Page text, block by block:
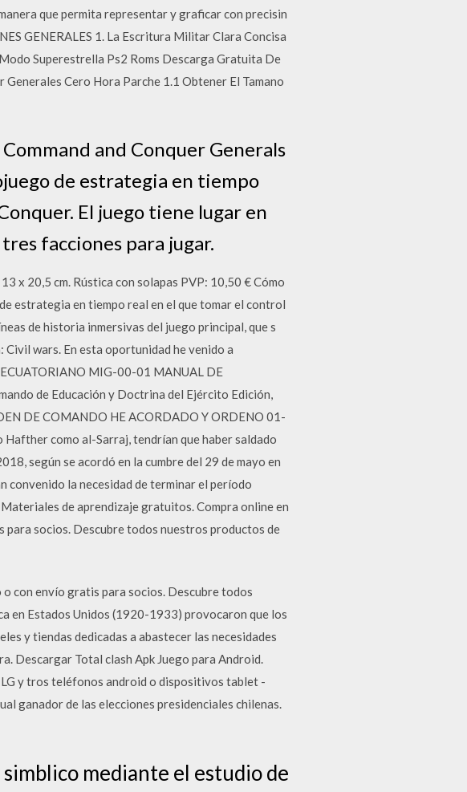
que permita representar y graficar con precisin
GENERALES 1. La Escritura Militar Clara Concisa
Superestrella Ps2 Roms Descarga Gratuita De
Cero Hora Parche 1.1 Obtener El Tamano
and Conquer Generals
de estrategia en tiempo
El juego tiene lugar en
facciones para jugar.
x 20,5 cm. Rústica con solapas PVP: 10,50 € Cómo
estrategia en tiempo real en el que tomar el control
de historia inmersivas del juego principal, que s
wars. En esta oportunidad he venido a
MIG-00-01 MANUAL DE
de Educación y Doctrina del Ejército Edición,
DE COMANDO HE ACORDADO Y ORDENO 01-
Hafther como al-Sarraj, tendrían que haber saldado
según se acordó en la cumbre del 29 de mayo en
convenido la necesidad de terminar el período
de aprendizaje gratuitos. Compra online en
socios. Descubre todos nuestros productos de
con envío gratis para socios. Descubre todos
en Estados Unidos (1920-1933) provocaron que los
y tiendas dedicadas a abastecer las necesidades
Descargar Total clash Apk Juego para Android.
LG y tros teléfonos android o dispositivos tablet -
ganador de las elecciones presidenciales chilenas.
mediante el estudio de